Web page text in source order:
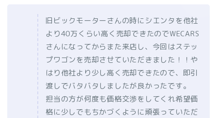
旧ビックモーターさんの時にシエンタを他社
より40万くらい高く売却できたのでWECARS
さんになってからまた来店し、今回はステッ
プワゴンを売却させていただきました！！や
はり他社より少し高く売却できたので、即引
渡しでバタバタしましたが良かったです。
担当の方が何度も価格交渉をしてくれ希望価
格に少しでもちかづくように頑張っていただ